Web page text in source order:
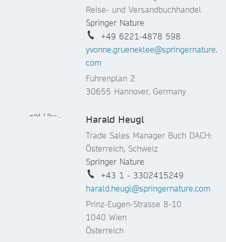
Reise- und Versandbuchhandel
Springer Nature
+49 6221-4878 598
yvonne.grueneklee@springernature.
com
Fuhrenplan 2
30655 Hannover, Germany
Harald Heugl
Trade Sales Manager Buch DACH:
Österreich, Schweiz
Springer Nature
+43 1 - 3302415249
harald.heugl@springernature.com
Prinz-Eugen-Strasse 8-10
1040 Wien
Österreich